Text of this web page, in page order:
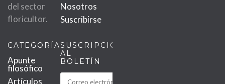
del sector
floricultor.
Nosotros
Suscribirse
CATEGORÍAS
Apunte
filosófico
Artículos
SUSCRIPCIÓN
AL
BOLETÍN